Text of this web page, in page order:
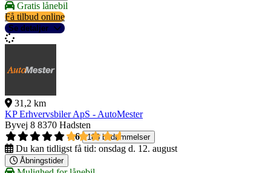
Gratis lånebil
Få tilbud online
Se detaljer
31,2 km
KP Erhvervsbiler ApS - AutoMester
Byvej 8 8370 Hadsten
4,6
188 bedømmelser
Du kan tidligst få tid: onsdag d. 12. august
Åbningstider